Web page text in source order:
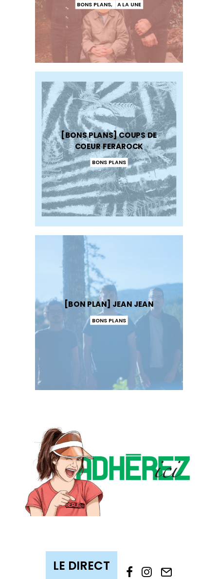
BONS PLANS, A LA UNE
[BONS PLANS] COUPS DE
COEUR FERAROCK
BONS PLANS
[BON PLAN] JEAN JEAN
BONS PLANS